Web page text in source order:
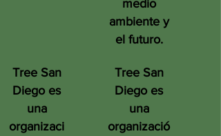
Tree San
Diego es
una
organizaci
medio
ambiente y
el futuro.
Tree San
Diego es
una
organizació